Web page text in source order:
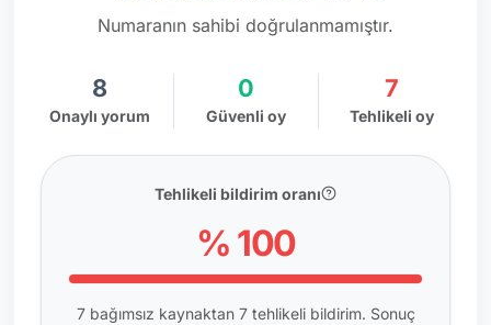
Numaranın sahibi doğrulanmamıştır.
8
Onaylı yorum
0
Güvenli oy
7
Tehlikeli oy
Tehlikeli bildirim oranı
% 100
7 bağımsız kaynaktan 7 tehlikeli bildirim. Sonuç